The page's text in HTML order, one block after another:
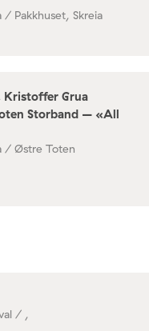
/ Pakkhuset, Skreia
Kristoffer Grua
Storband – «All
/ Østre Toten
/ ,